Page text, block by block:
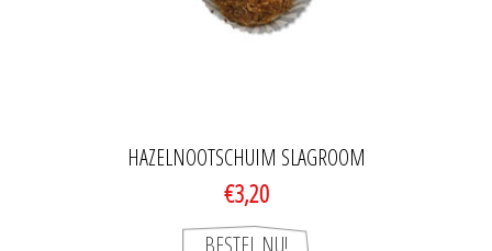
HAZELNOOTSCHUIM SLAGROOM
€3,20